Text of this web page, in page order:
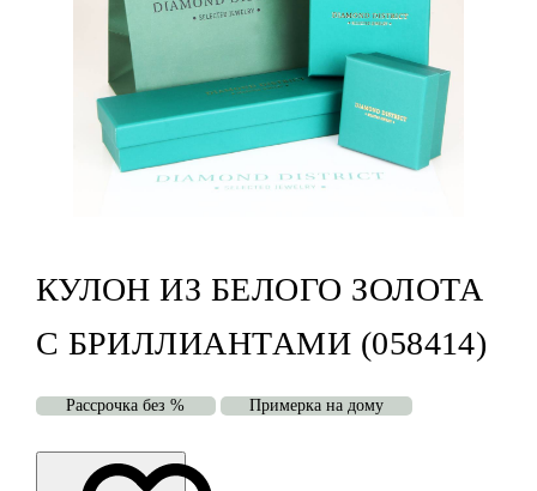
КУЛОН ИЗ БЕЛОГО ЗОЛОТА
С БРИЛЛИАНТАМИ (058414)
Рассрочка без % Примерка на дому